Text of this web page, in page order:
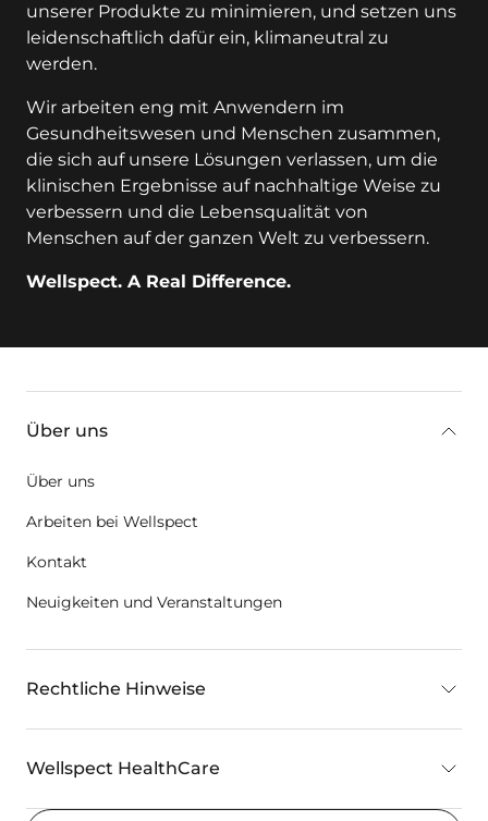
unserer Produkte zu minimieren, und setzen uns
leidenschaftlich dafür ein, klimaneutral zu
werden.
Wir arbeiten eng mit Anwendern im
Gesundheitswesen und Menschen zusammen,
die sich auf unsere Lösungen verlassen, um die
klinischen Ergebnisse auf nachhaltige Weise zu
verbessern und die Lebensqualität von
Menschen auf der ganzen Welt zu verbessern.
Wellspect. A Real Difference.
Über uns
Über uns
Arbeiten bei Wellspect
Kontakt
Neuigkeiten und Veranstaltungen
Rechtliche Hinweise
Wellspect HealthCare